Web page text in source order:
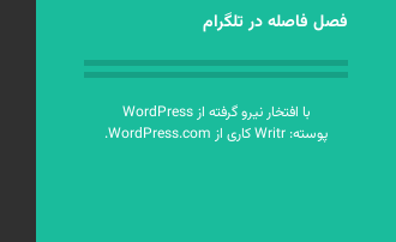
فصل فاصله در تلگرام
با افتخار نیرو گرفته از WordPress
پوسته: Writr کاری از
WordPress.com
.